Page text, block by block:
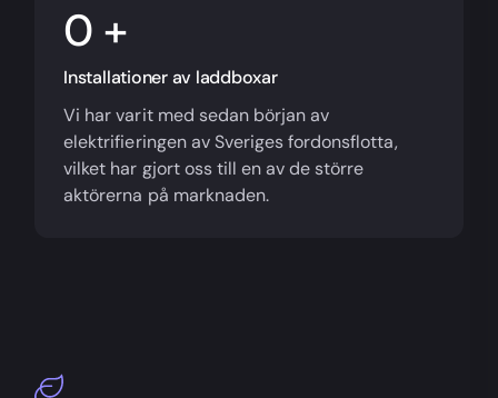
+
Installationer av laddboxar
Vi har varit med sedan början av
elektrifieringen av Sveriges fordonsflotta,
vilket har gjort oss till en av de större
aktörerna på marknaden.